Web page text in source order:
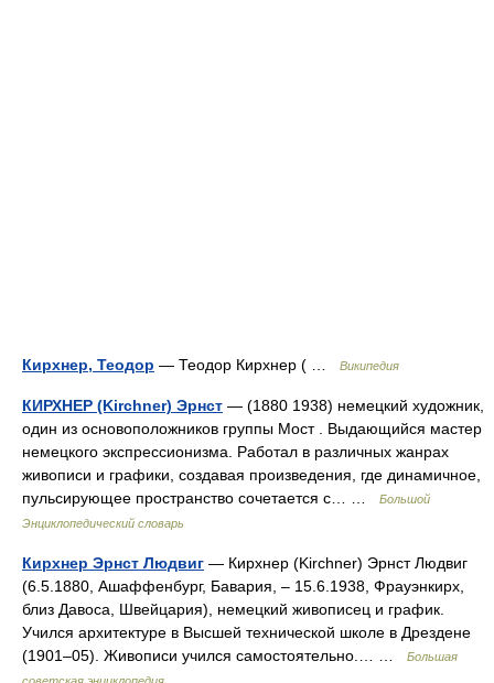
Кирхнер, Теодор — Теодор Кирхнер ( … Википедия
КИРХНЕР (Kirchner) Эрнст — (1880 1938) немецкий художник,
один из основоположников группы Мост . Выдающийся мастер
немецкого экспрессионизма. Работал в различных жанрах
живописи и графики, создавая произведения, где динамичное,
пульсирующее пространство сочетается с… …
Большой
Энциклопедический словарь
Кирхнер Эрнст Людвиг — Кирхнер (Kirchner) Эрнст Людвиг
(6.5.1880, Ашаффенбург, Бавария, ‒ 15.6.1938, Фрауэнкирх,
близ Давоса, Швейцария), немецкий живописец и график.
Учился архитектуре в Высшей технической школе в Дрездене
(1901‒05). Живописи учился самостоятельно.… …
Большая